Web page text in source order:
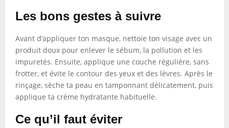
Les bons gestes à suivre
Avant d’appliquer ton masque, nettoie ton visage avec un
produit doux pour enlever le sébum, la pollution et les
impuretés. Ensuite, applique une couche régulière, sans
frotter, et évite le contour des yeux et des lèvres. Après le
rinçage, sèche ta peau en tamponnant délicatement, puis
applique ta crème hydratante habituelle.
Ce qu’il faut éviter